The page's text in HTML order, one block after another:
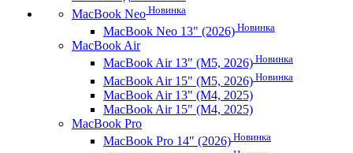
MacBook Neo Новинка
MacBook Neo 13" (2026) Новинка
MacBook Air
MacBook Air 13" (M5, 2026) Новинка
MacBook Air 15" (M5, 2026) Новинка
MacBook Air 13" (M4, 2025)
MacBook Air 15" (M4, 2025)
MacBook Pro
MacBook Pro 14" (2026) Новинка